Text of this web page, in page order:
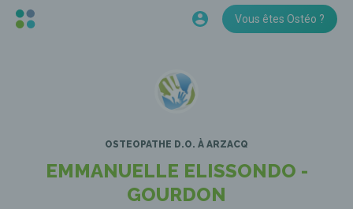
Vous êtes Ostéo ?
OSTEOPATHE D.O. À ARZACQ
EMMANUELLE ELISSONDO -
GOURDON